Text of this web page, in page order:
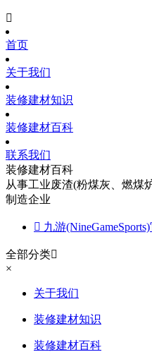

首页
关于我们
装修建材知识
装修建材百科
联系我们
装修建材百科
从事工业废渣(粉煤灰、燃煤
制造企业
 九游
全部分类
×
关于我们
装修建材知识
装修建材百科